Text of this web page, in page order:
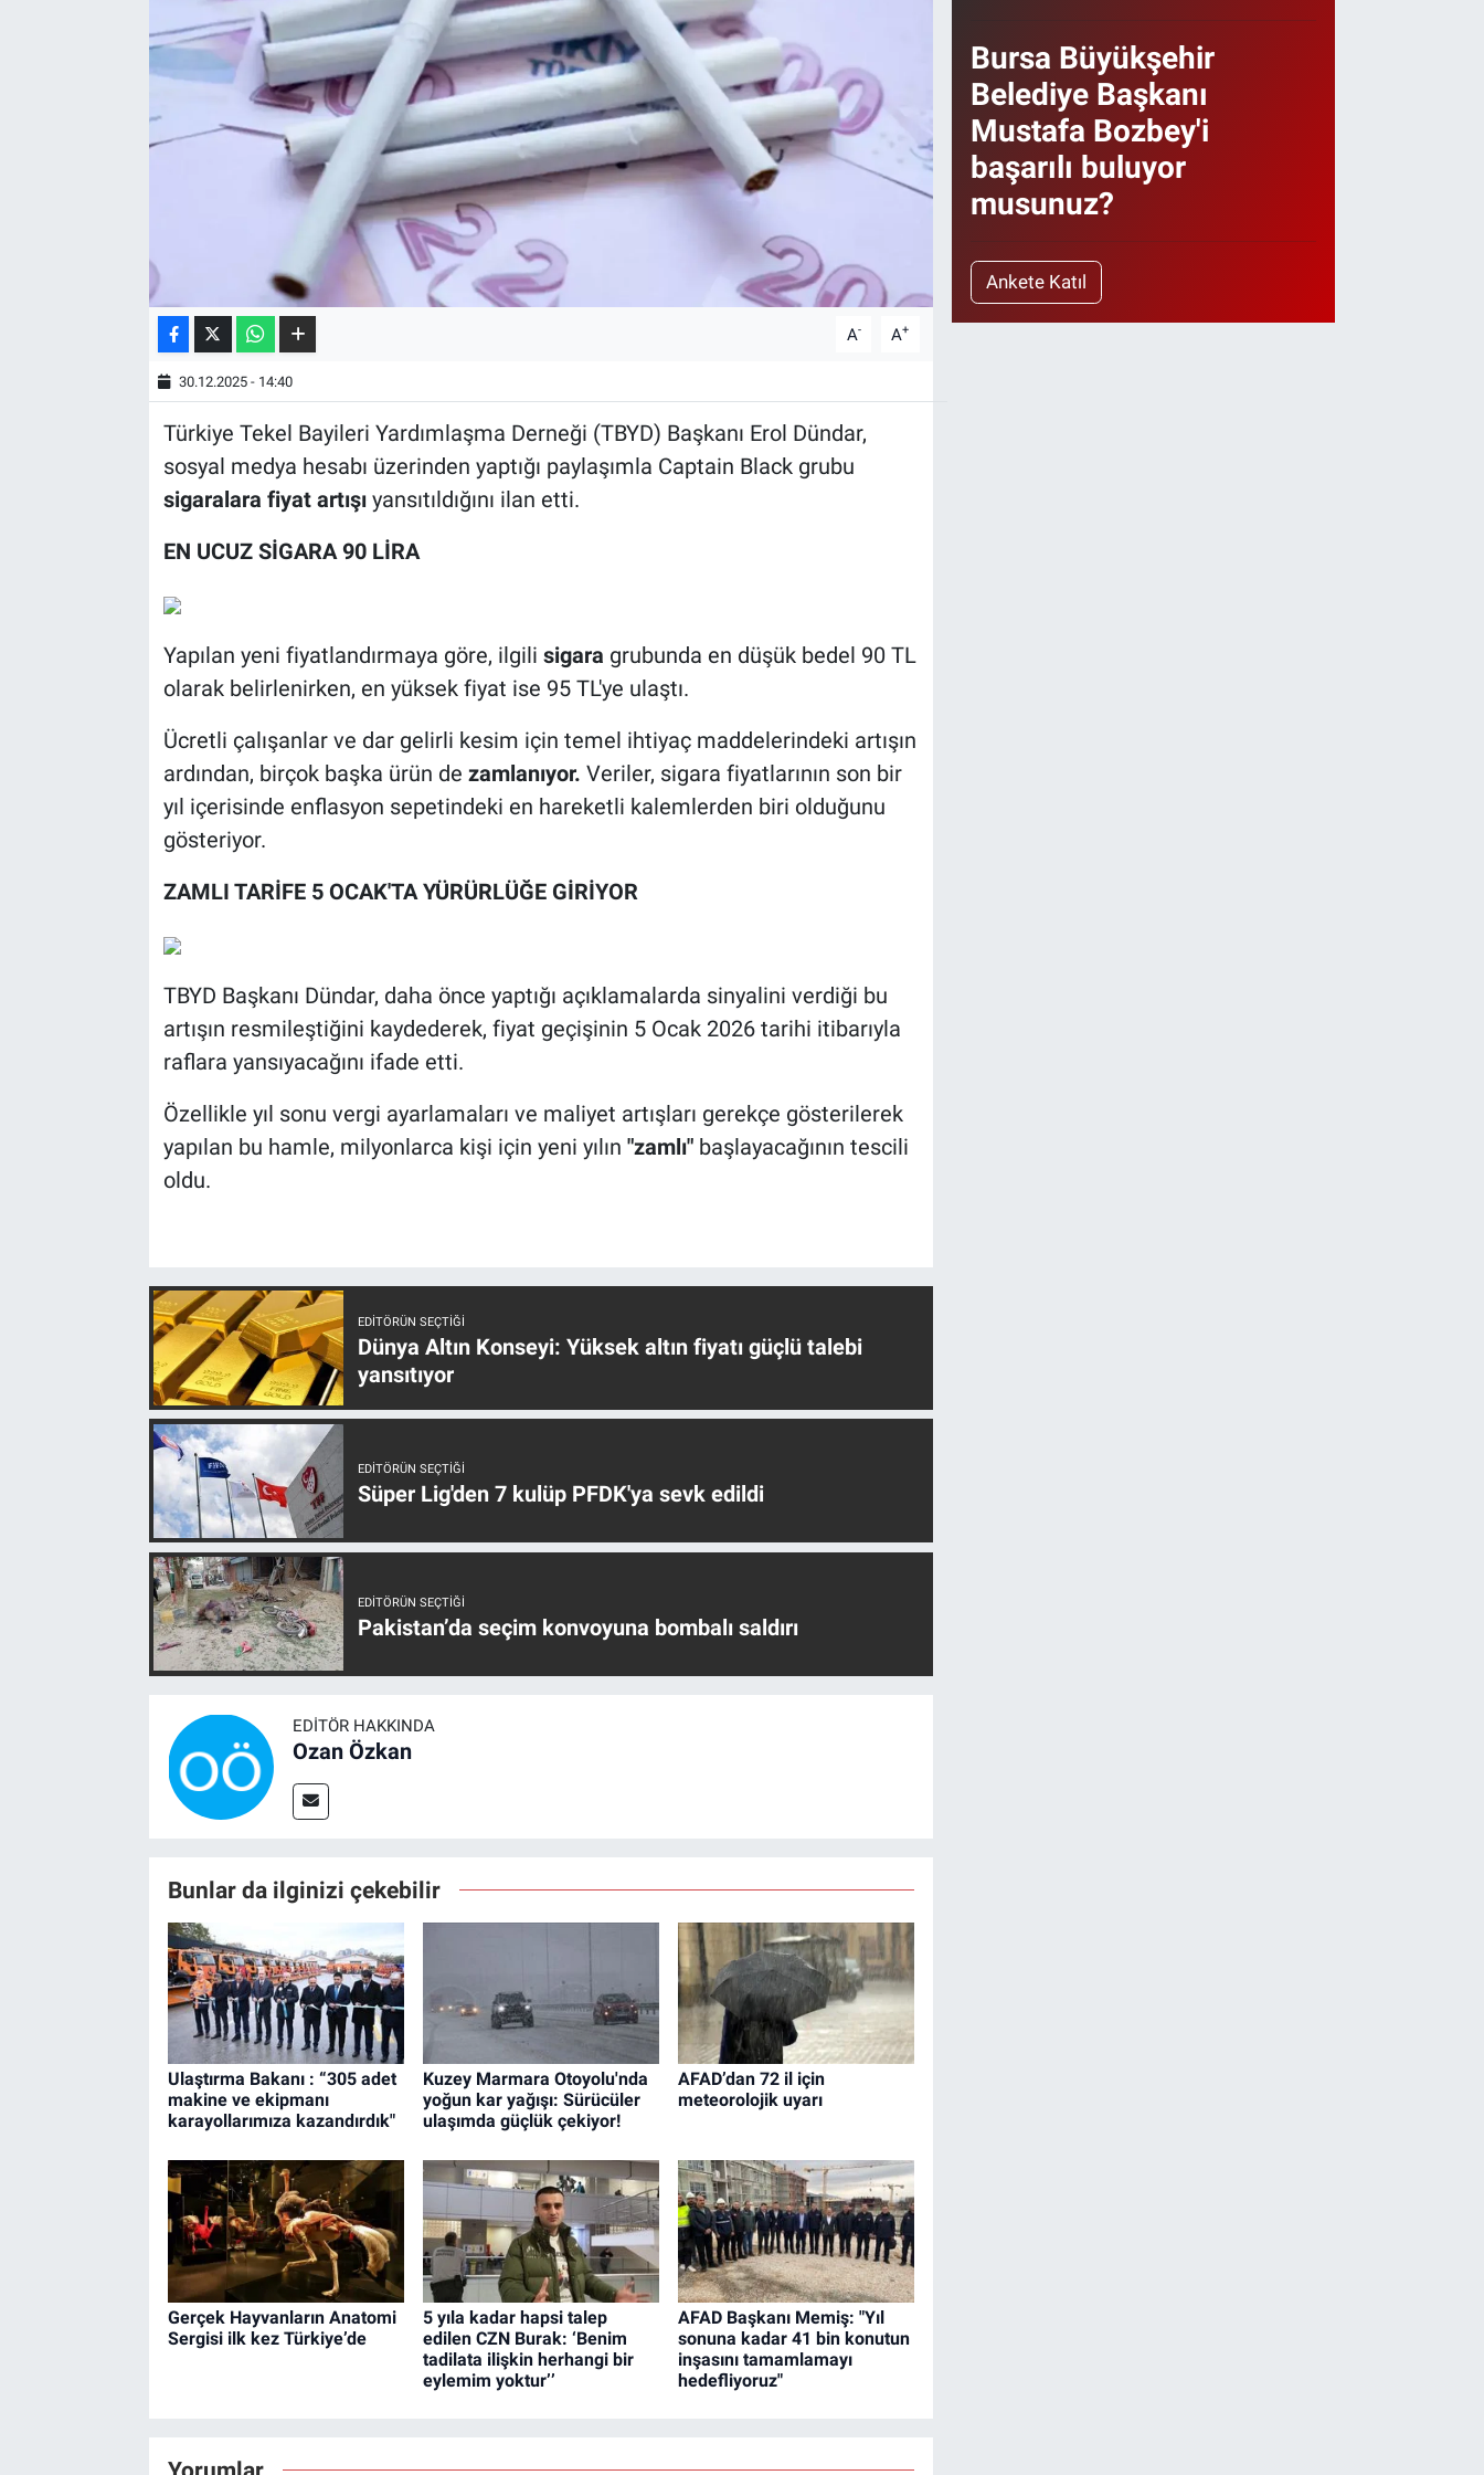
A- A+
30.12.2025 - 14:40
Türkiye Tekel Bayileri Yardımlaşma Derneği (TBYD) Başkanı Erol Dündar,
sosyal medya hesabı üzerinden yaptığı paylaşımla Captain Black grubu
sigaralara fiyat artışıyansıtıldığını ilan etti.
EN UCUZ SİGARA 90 LİRA
Yapılan yeni fiyatlandırmaya göre, ilgili sigara grubunda en düşük bedel 90 TL
olarak belirlenirken, en yüksek fiyat ise 95 TL'ye ulaştı.
Ücretli çalışanlar ve dar gelirli kesim için temel ihtiyaç maddelerindeki artışın
ardından, birçok başka ürün de zamlanıyor. Veriler, sigara fiyatlarının son bir
yıl içerisinde enflasyon sepetindeki en hareketli kalemlerden biri olduğunu
gösteriyor.
ZAMLI TARİFE 5 OCAK'TA YÜRÜRLÜĞE GİRİYOR
TBYD Başkanı Dündar, daha önce yaptığı açıklamalarda sinyalini verdiği bu
artışın resmileştiğini kaydederek, fiyat geçişinin 5 Ocak 2026 tarihi itibarıyla
raflara yansıyacağını ifade etti.
Özellikle yıl sonu vergi ayarlamaları ve maliyet artışları gerekçe gösterilerek
yapılan bu hamle, milyonlarca kişi için yeni yılın "zamlı"başlayacağının tescili
oldu.
EDITÖRÜN SEÇTIĞI
Dünya Altın Konseyi: Yüksek altın fiyatı güçlü talebi
yansıtıyor
EDITÖRÜN SEÇTIĞI
Süper Lig'den 7 kulüp PFDK'ya sevk edildi
EDITÖRÜN SEÇTIĞI
Pakistan’da seçim konvoyuna bombalı saldırı
EDITÖR HAKKINDA
Ozan Özkan
Bunlar da ilginizi çekebilir
Ulaştırma Bakanı : “305 adet
makine ve ekipmanı
karayollarımıza kazandırdık"
Kuzey Marmara Otoyolu'nda
yoğun kar yağışı: Sürücüler
ulaşımda güçlük çekiyor!
AFAD’dan 72 il için
meteorolojik uyarı
Gerçek Hayvanların Anatomi
Sergisi ilk kez Türkiye’de
5 yıla kadar hapsi talep
edilen CZN Burak: ‘Benim
tadilata ilişkin herhangi bir
eylemim yoktur’’
AFAD Başkanı Memiş: "Yıl
sonuna kadar 41 bin konutun
inşasını tamamlamayı
hedefliyoruz"
Bursa Büyükşehir
Belediye Başkanı
Mustafa Bozbey'i
başarılı buluyor
musunuz?
Ankete Katıl